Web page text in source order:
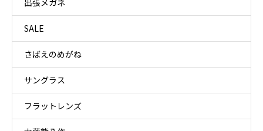
出張メガネ
SALE
さばえのめがね
サングラス
フラットレンズ